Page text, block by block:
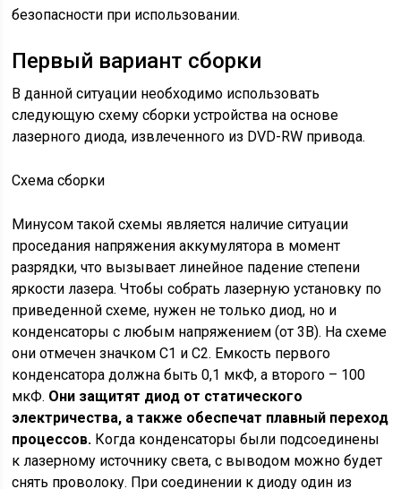
безопасности при использовании.
Первый вариант сборки
В данной ситуации необходимо использовать
следующую схему сборки устройства на основе
лазерного диода, извлеченного из DVD-RW привода.
Схема сборки
Минусом такой схемы является наличие ситуации
проседания напряжения аккумулятора в момент
разрядки, что вызывает линейное падение степени
яркости лазера. Чтобы собрать лазерную установку по
приведенной схеме, нужен не только диод, но и
конденсаторы с любым напряжением (от 3В). На схеме
они отмечен значком C1 и С2. Емкость первого
конденсатора должна быть 0,1 мкФ, а второго – 100
мкФ. Они защитят диод от статического
электричества, а также обеспечат плавный переход
процессов. Когда конденсаторы были подсоединены
к лазерному источнику света, с выводом можно будет
снять проволоку. При соединении к диоду один из